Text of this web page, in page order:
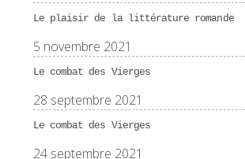
Le plaisir de la littérature romande
5 novembre 2021
Le combat des Vierges
28 septembre 2021
Le combat des Vierges
24 septembre 2021